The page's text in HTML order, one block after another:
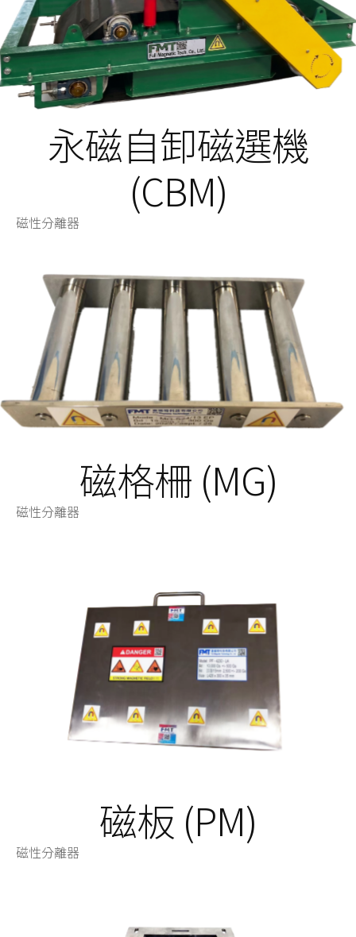
永磁自卸磁選機
(CBM)
磁性分離器
磁格柵 (MG)
磁性分離器
磁板 (PM)
磁性分離器